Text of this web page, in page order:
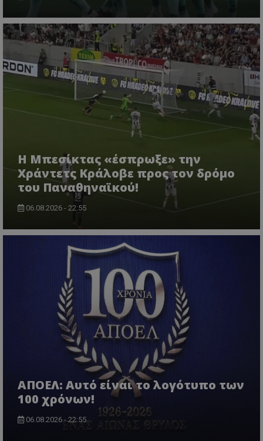
Η Μπεσίκτας «έσπρωξε» την
Χράντετς Κράλοβε προς τον δρόμο
του Παναθηναϊκού!
06.08.2026 - 22:55
ΑΠΟΕΛ: Αυτό είναι το λογότυπο των
100 χρόνων!
06.08.2026 - 22:55